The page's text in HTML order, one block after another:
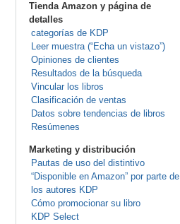
Tienda Amazon y página de
detalles
categorías de KDP
Leer muestra (“Echa un vistazo”)
Opiniones de clientes
Resultados de la búsqueda
Vincular los libros
Clasificación de ventas
Datos sobre tendencias de libros
Resúmenes
Marketing y distribución
Pautas de uso del distintivo
“Disponible en Amazon” por parte de
los autores KDP
Cómo promocionar su libro
KDP Select